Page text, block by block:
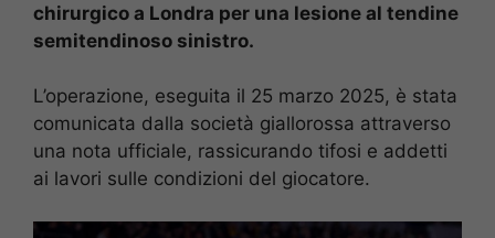
chirurgico a Londra per una lesione al tendine
semitendinoso sinistro.
L’operazione, eseguita il 25 marzo 2025, è stata
comunicata dalla società giallorossa attraverso
una nota ufficiale, rassicurando tifosi e addetti
ai lavori sulle condizioni del giocatore.